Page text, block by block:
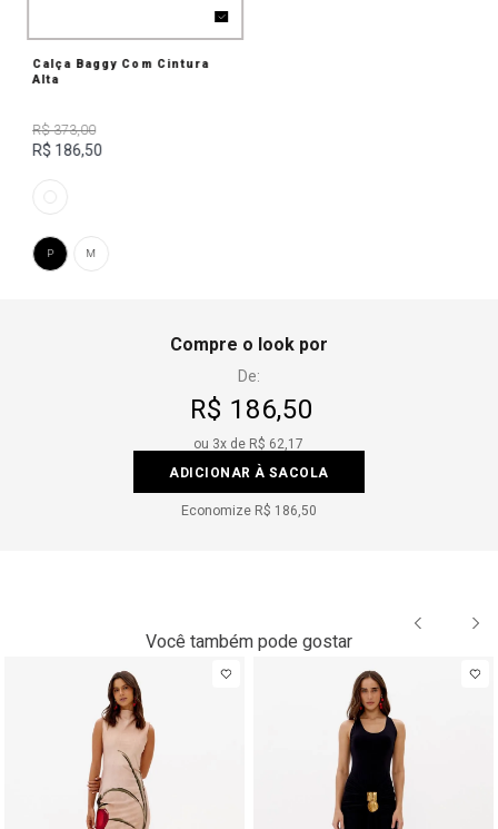
Calça Baggy Com Cintura
Alta
R$ 373,00
R$ 186,50
M
P
Compre o look por
De:
R$ 186,50
ou 3x de R$ 62,17
ADICIONAR À SACOLA
Economize R$ 186,50
Você também pode gostar